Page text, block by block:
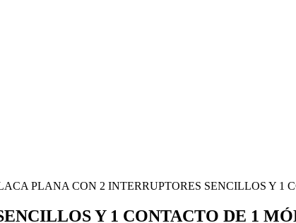
PLANA CON 2 INTERRUPTORES SENCILLOS Y 1
Y 1 CONTACTO DE 1